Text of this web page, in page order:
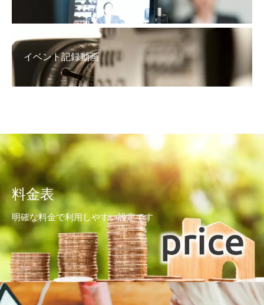
イベント記録動画
料金表
明確な料金で利用しやすい設定です